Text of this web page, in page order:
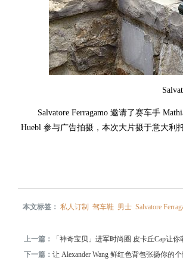
Salvatore Ferragamo 邀请了赛车手
Huebl 参与广告拍摄，本次大片摄于意大利
本文标签：私人订制 驾车鞋 男士 Salvatore
上一篇：
「神奇宝贝」进军时尚圈 皮卡丘Cap让你
下一篇：让 Alexander Wang 鲜红色背包张扬你的个